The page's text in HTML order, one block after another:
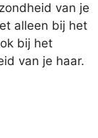
van je
alleen bij het
bij het
van je haar.